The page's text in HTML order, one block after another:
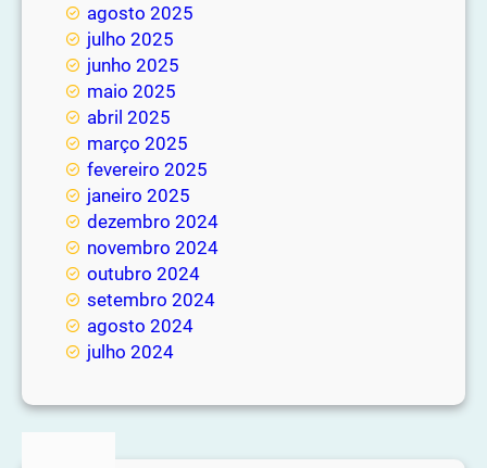
agosto 2025
julho 2025
junho 2025
maio 2025
abril 2025
março 2025
fevereiro 2025
janeiro 2025
dezembro 2024
novembro 2024
outubro 2024
setembro 2024
agosto 2024
julho 2024